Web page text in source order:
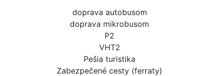
doprava autobusom
doprava mikrobusom
P2
VHT2
Pešia turistika
Zabezpečené cesty (ferraty)